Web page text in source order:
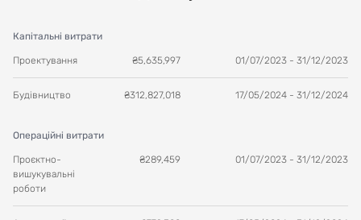
Капітальні витрати
Проектування ₴5,635,997 01/07/2023 - 31/12/2023
Будівництво ₴312,827,018 17/05/2024 - 31/12/2024
Операційні витрати
Проєктно-
вишукувальні
роботи
₴289,459 01/07/2023 - 31/12/2023